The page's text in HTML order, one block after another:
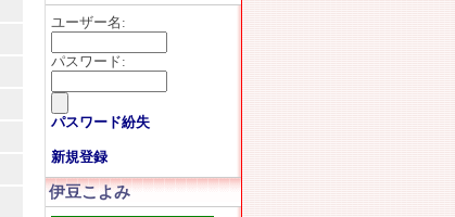
ユーザー名:
パスワード:
パスワード紛失
新規登録
伊豆こよみ